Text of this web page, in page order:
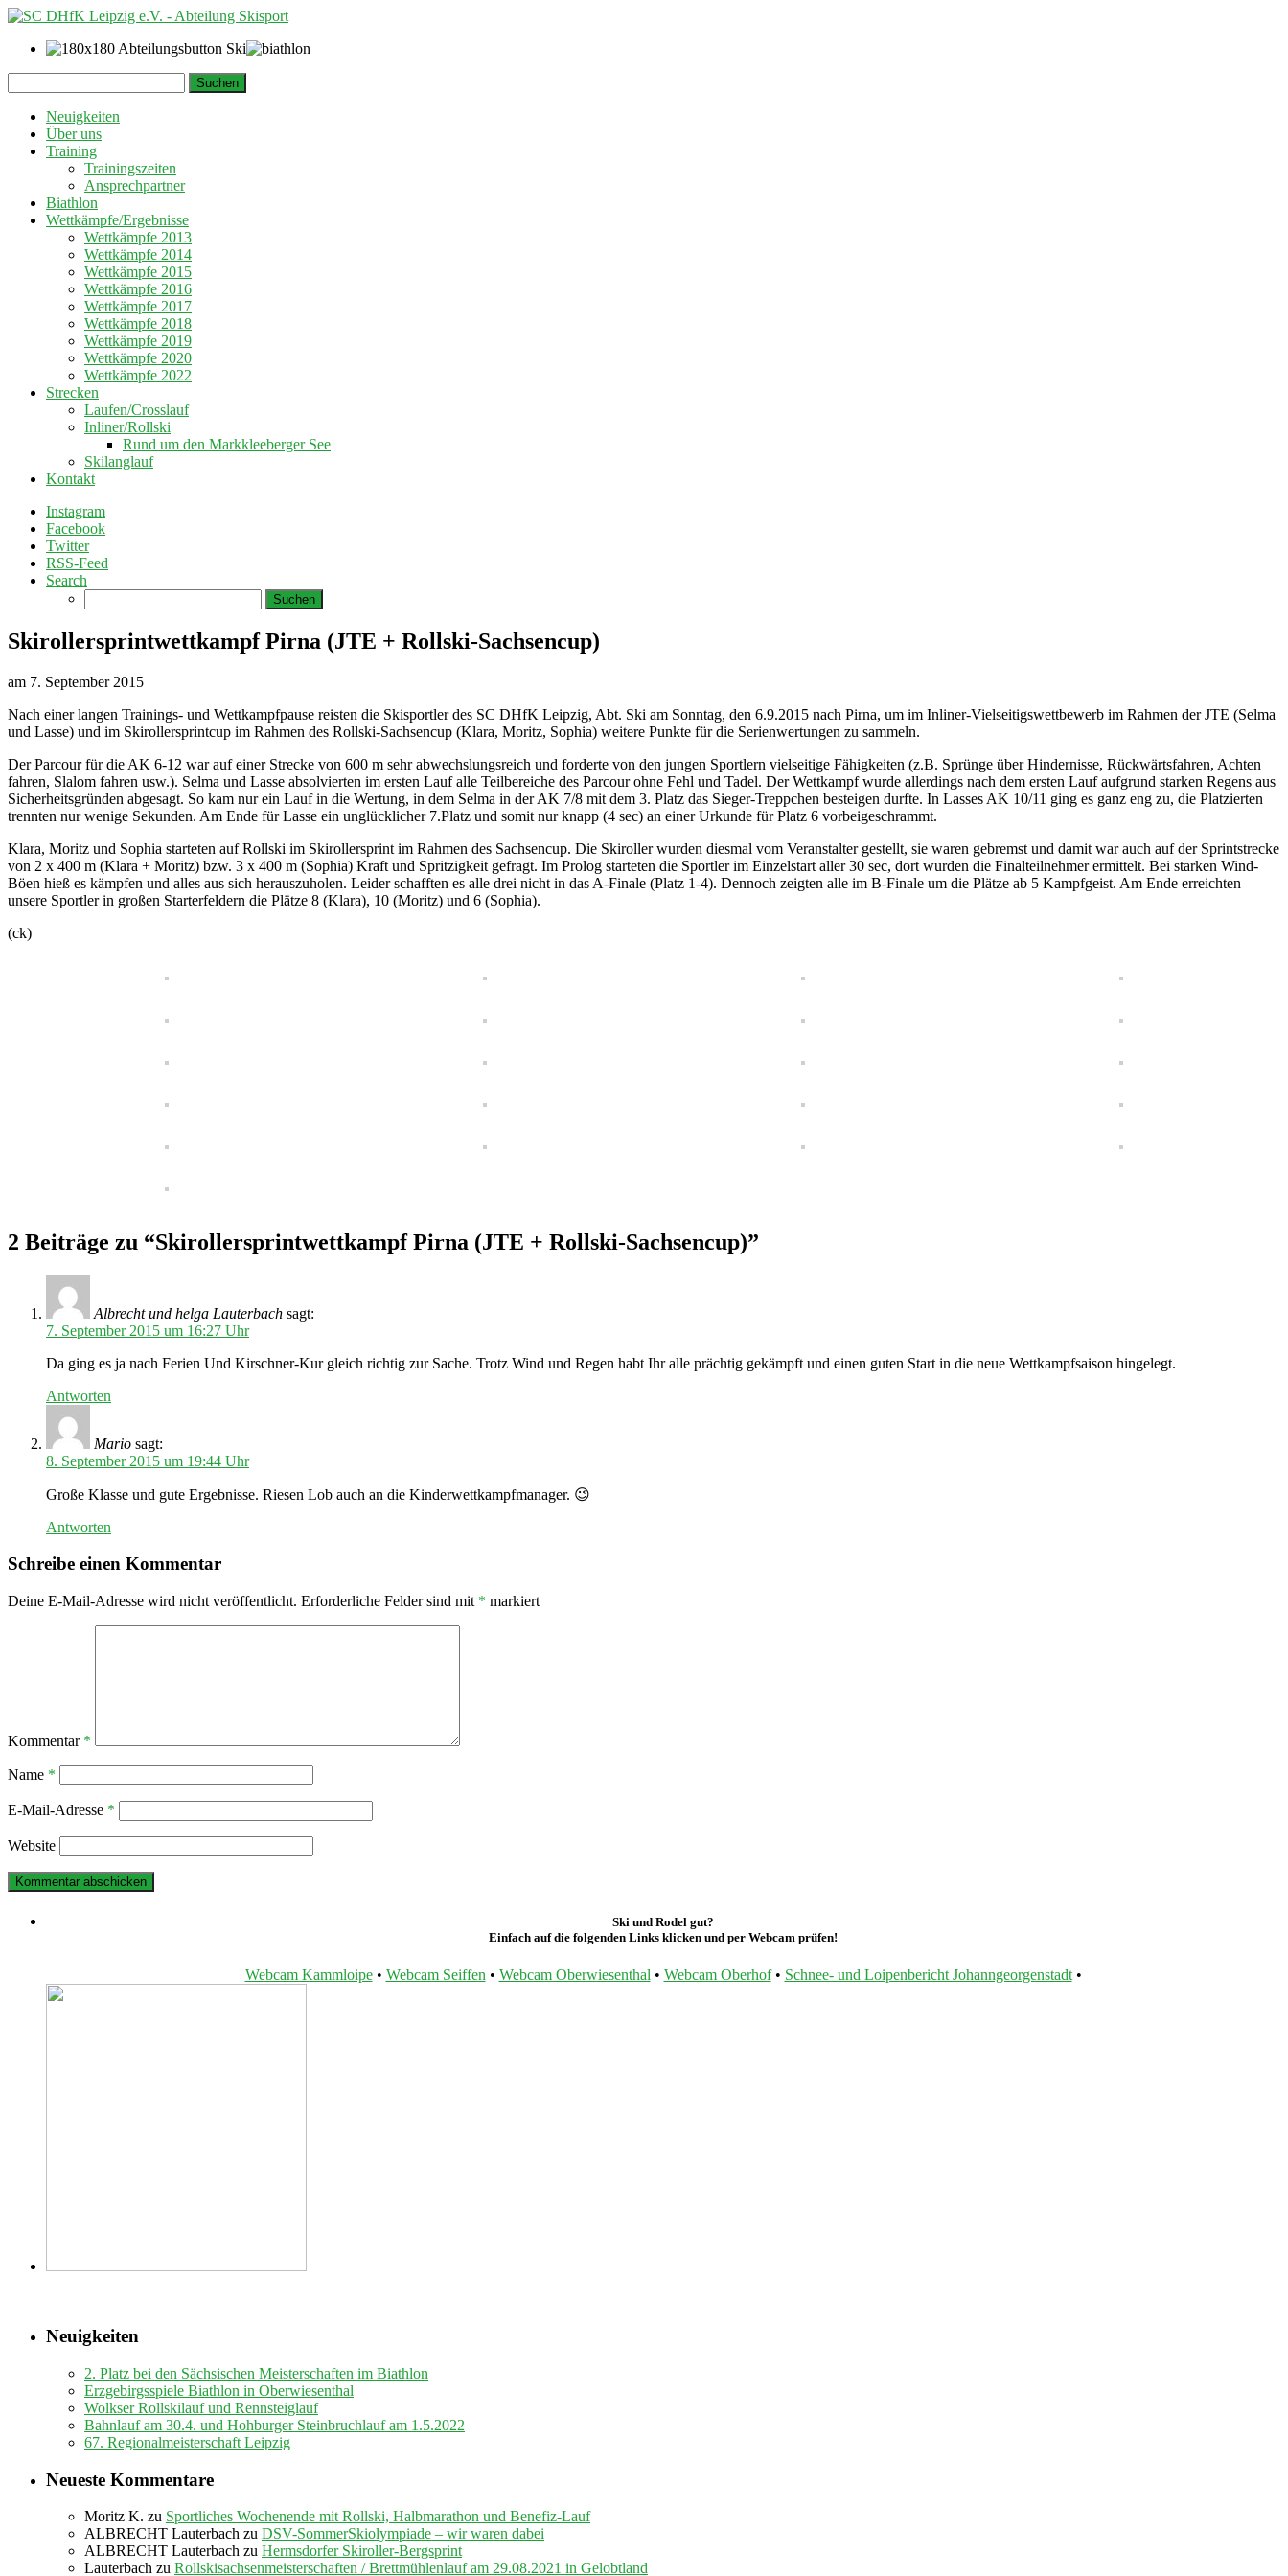
zum
Inhalt
nach:
Neuigkeiten
Über uns
Training
Trainingszeiten
Ansprechpartner
Biathlon
Wettkämpfe/Ergebnisse
Wettkämpfe 2013
Wettkämpfe 2014
Wettkämpfe 2015
Wettkämpfe 2016
Wettkämpfe 2017
Wettkämpfe 2018
Wettkämpfe 2019
Wettkämpfe 2020
Wettkämpfe 2022
Strecken
Laufen/Crosslauf
Inliner/Rollski
Rund um den Markkleeberger See
Skilanglauf
Kontakt
Instagram
Facebook
Twitter
RSS-Feed
Search
nach:
Skirollersprintwettkampf Pirna (JTE + Rollski-Sachsencup)
am 7. September 2015
Nach einer langen Trainings- und Wettkampfpause reisten die Skisportler des SC DHfK Leipzig, Abt. Ski am Sonntag, den 6.9.2015 nach Pirna, um im Inliner-Vielseitigswettbewerb im Rahmen der JTE (Selma
und Lasse) und im Skirollersprintcup im Rahmen des Rollski-Sachsencup (Klara, Moritz, Sophia) weitere Punkte für die Serienwertungen zu sammeln.
Der Parcour für die AK 6-12 war auf einer Strecke von 600 m sehr abwechslungsreich und forderte von den jungen Sportlern vielseitige Fähigkeiten (z.B. Sprünge über Hindernisse, Rückwärtsfahren, Achten
fahren, Slalom fahren usw.). Selma und Lasse absolvierten im ersten Lauf alle Teilbereiche des Parcour ohne Fehl und Tadel. Der Wettkampf wurde allerdings nach dem ersten Lauf aufgrund starken Regens aus
Sicherheitsgründen abgesagt. So kam nur ein Lauf in die Wertung, in dem Selma in der AK 7/8 mit dem 3. Platz das Sieger-Treppchen besteigen durfte. In Lasses AK 10/11 ging es ganz eng zu, die Platzierten
trennten nur wenige Sekunden. Am Ende für Lasse ein unglücklicher 7.Platz und somit nur knapp (4 sec) an einer Urkunde für Platz 6 vorbeigeschrammt.
Klara, Moritz und Sophia starteten auf Rollski im Skirollersprint im Rahmen des Sachsencup. Die Skiroller wurden diesmal vom Veranstalter gestellt, sie waren gebremst und damit war auch auf der Sprintstrecke
von 2 x 400 m (Klara + Moritz) bzw. 3 x 400 m (Sophia) Kraft und Spritzigkeit gefragt. Im Prolog starteten die Sportler im Einzelstart aller 30 sec, dort wurden die Finalteilnehmer ermittelt. Bei starken Wind-
Böen hieß es kämpfen und alles aus sich herauszuholen. Leider schafften es alle drei nicht in das A-Finale (Platz 1-4). Dennoch zeigten alle im B-Finale um die Plätze ab 5 Kampfgeist. Am Ende erreichten
unsere Sportler in großen Starterfeldern die Plätze 8 (Klara), 10 (Moritz) und 6 (Sophia).
(ck)
2 Beiträge zu “Skirollersprintwettkampf Pirna (JTE + Rollski-Sachsencup)”
Albrecht und helga Lauterbach sagt:
7. September 2015 um 16:27 Uhr
Da ging es ja nach Ferien Und Kirschner-Kur gleich richtig zur Sache. Trotz Wind und Regen habt Ihr alle prächtig gekämpft und einen guten Start in die neue Wettkampfsaison hingelegt.
Antworten
Mario sagt:
8. September 2015 um 19:44 Uhr
Große Klasse und gute Ergebnisse. Riesen Lob auch an die Kinderwettkampfmanager. 😉
Antworten
Schreibe einen Kommentar
Deine E-Mail-Adresse wird nicht veröffentlicht. Erforderliche Felder sind mit * markiert
Kommentar *
Name *
E-Mail-Adresse *
Website
Ski und Rodel gut?
Einfach auf die folgenden Links klicken und per Webcam prüfen!
Webcam Kammloipe• Webcam Seiffen• Webcam Oberwiesenthal• Webcam Oberhof• Schnee- und Loipenbericht Johanngeorgenstadt•
Neuigkeiten
2. Platz bei den Sächsischen Meisterschaften im Biathlon
Erzgebirgsspiele Biathlon in Oberwiesenthal
Wolkser Rollskilauf und Rennsteiglauf
Bahnlauf am 30.4. und Hohburger Steinbruchlauf am 1.5.2022
67. Regionalmeisterschaft Leipzig
Neueste Kommentare
Moritz K. zu Sportliches Wochenende mit Rollski, Halbmarathon und Benefiz-Lauf
ALBRECHT Lauterbach zu DSV-SommerSkiolympiade – wir waren dabei
ALBRECHT Lauterbach zu Hermsdorfer Skiroller-Bergsprint
Lauterbach zu Rollskisachsenmeisterschaften / Brettmühlenlauf am 29.08.2021 in Gelobtland